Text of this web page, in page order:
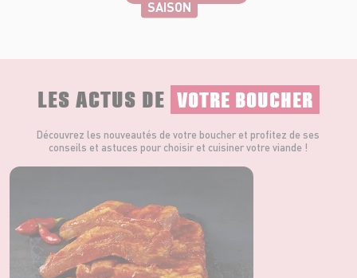
SAISON
LES ACTUS DE VOTRE BOUCHER
Découvrez les nouveautés de votre boucher et profitez de ses
conseils et astuces pour choisir et cuisiner votre viande !